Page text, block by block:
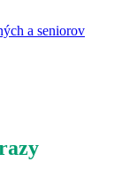
a seniorov